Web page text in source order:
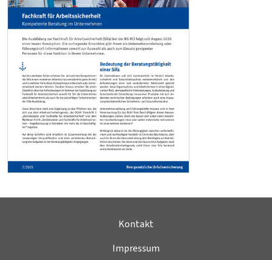
Kontakt
Impressum